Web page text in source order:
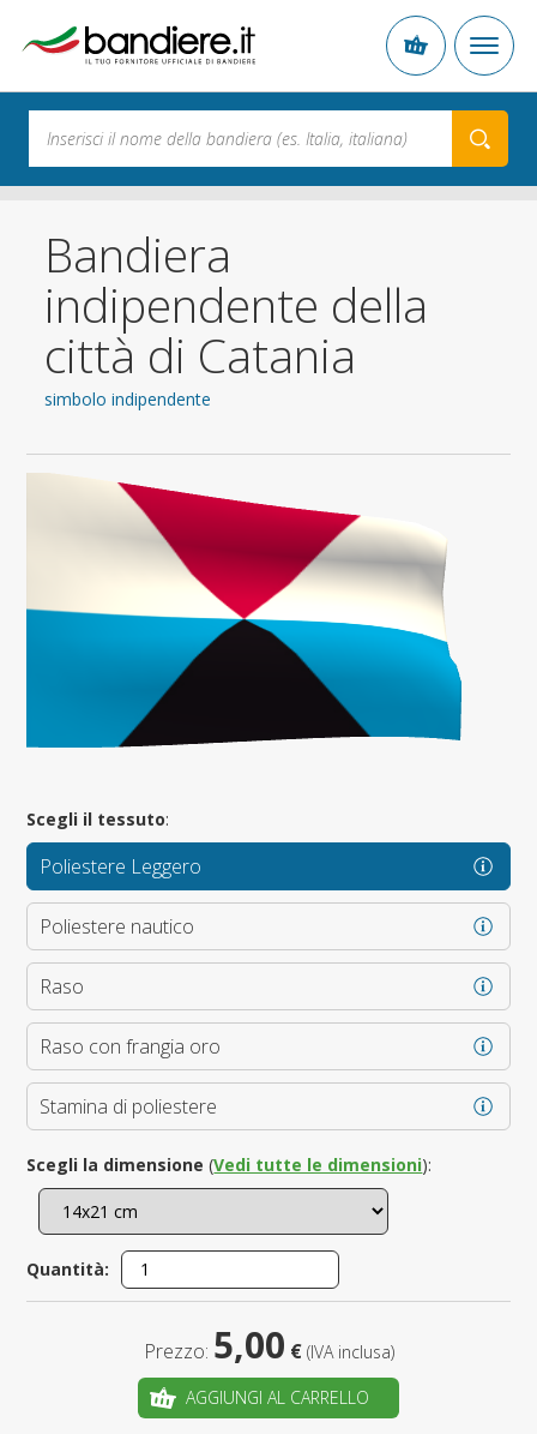
Bandiera
indipendente della
città di Catania
simbolo indipendente
Scegli il tessuto:
Poliestere Leggero
Poliestere nautico
Raso
Raso con frangia oro
Stamina di poliestere
Scegli la dimensione (Vedi tutte le dimensioni):
Quantità:
Prezzo: 5,00 € (IVA inclusa)
AGGIUNGI AL CARRELLO